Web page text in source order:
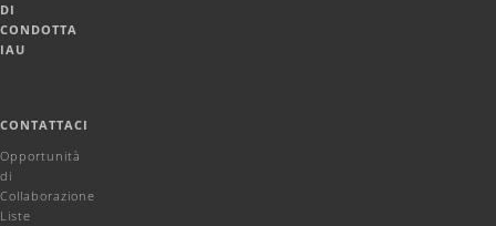
DI
CONDOTTA
IAU
CONTATTACI
Opportunità
di
Collaborazione
Liste